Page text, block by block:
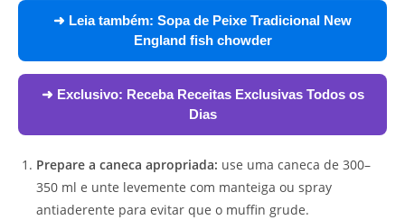
➜ Leia também: Sopa de Peixe Tradicional New
England fish chowder
➜ Exclusivo: Receba Receitas Exclusivas Todos os
Dias
Prepare a caneca apropriada: use uma caneca de 300–
350 ml e unte levemente com manteiga ou spray
antiaderente para evitar que o muffin grude.